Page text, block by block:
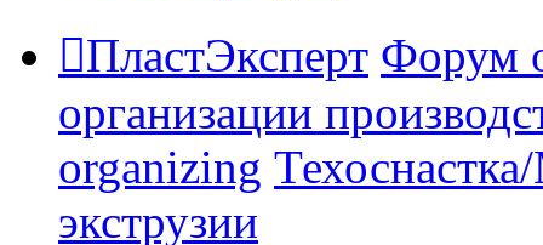
ПластЭксперт Форум
организации
organizing
экструзии